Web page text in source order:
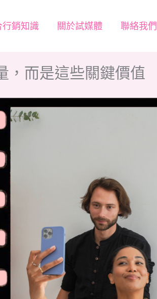
銷知識 關於試媒體 聯絡我們
，而是這些關鍵價值